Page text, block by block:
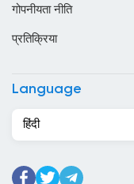
कांगो
किर्गिज़स्तान
केप वर्ड
गोपनीयता नीति
प्रतिक्रिया
Language
हिंदी